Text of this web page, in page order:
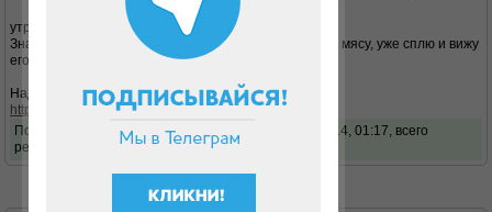
утром
Значит, сегодня делаю-таки себе овощной салатик к мясу, уже сплю и вижу
его ))
Надо бы попробовать испечь хлеб:
http://dukandiet.ru/xleb-nastoyashhij-bez-dopov/
Последний раз редактировалось Olga_A
01 апр 2014, 01:17, всего
редактировалось 1 раз.